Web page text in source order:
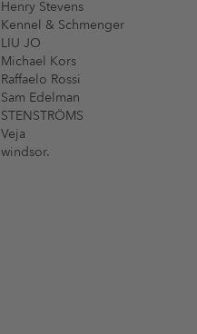
Henry Stevens
Kennel & Schmenger
LIU JO
Michael Kors
Raffaelo Rossi
Sam Edelman
STENSTRÖMS
Veja
windsor.